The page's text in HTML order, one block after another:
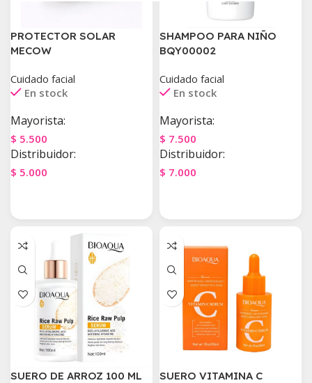
PROTECTOR SOLAR
MECOW
Cuidado facial
En stock
Mayorista:
$ 5.500
Distribuidor:
$ 5.000
SHAMPOO PARA NIÑO
BQY00002
Cuidado facial
En stock
Mayorista:
$ 7.500
Distribuidor:
$ 7.000
SUERO DE ARROZ 100 ML
SUERO VITAMINA C